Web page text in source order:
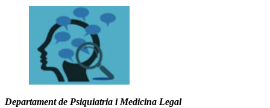
Departament de Psiquiatria i Medicina Legal